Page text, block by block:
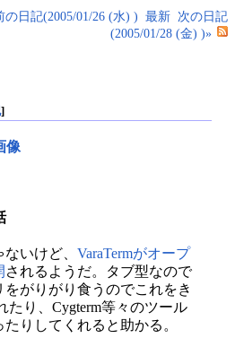
の日記(2005/01/26 (水) ) 最新 次の日記
(2005/01/28 (金) )»
]
像
いけど、 VaraTermがオープ
されるようだ。タブ型なので
がりがり食うのでこれをき
たり、Cygterm等々のツール
りしてくれると助かる。